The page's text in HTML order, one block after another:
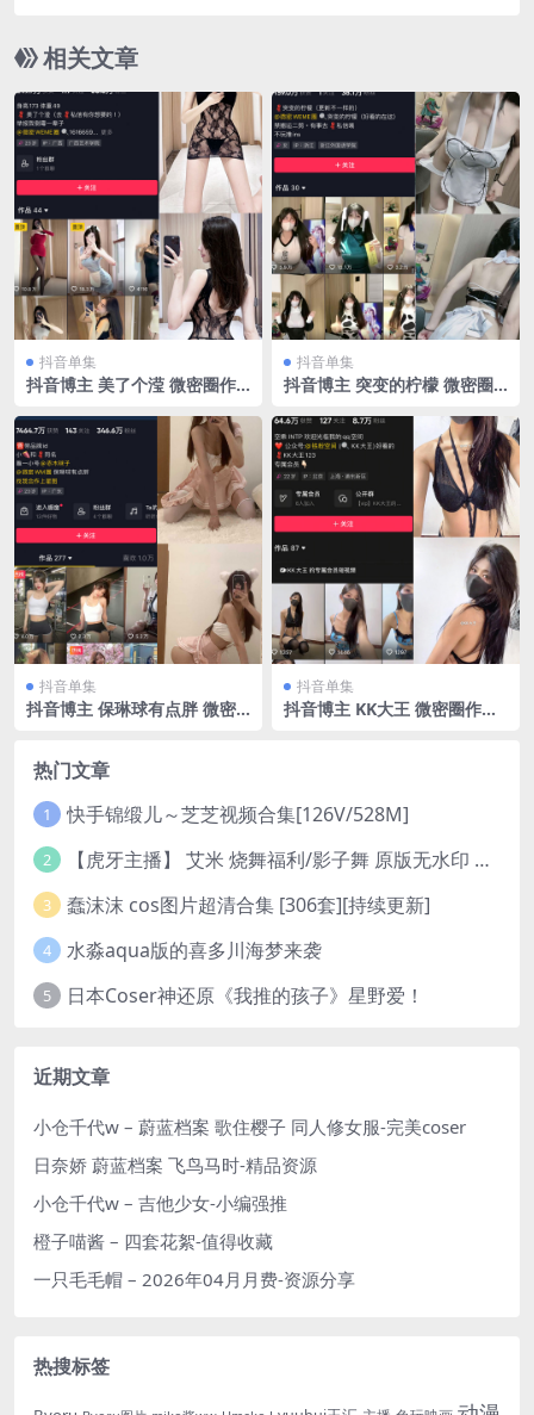
相关文章
抖音单集
抖音博主 美了个滢 微密圈作
新至：2024.8.26
抖音单集
抖音博主 突变的柠檬 微密圈
至：2024.9.17
抖音单集
抖音博主 保琳球有点胖 微密
抖音单集
抖音博主 KK大王 微密圈作品
热门文章
1 快手锦缎儿～芝芝视频合集[126V/528M]
2 【虎牙主播】 艾米 烧舞福利/影子舞 原版无水印 （1v/130m）
3 蠢沫沫 cos图片超清合集 [306套][持续更新]
4 水淼aqua版的喜多川海梦来袭
5 日本Coser神还原《我推的孩子》星野爱！
近期文章
小仓千代w – 蔚蓝档案 歌住樱子 同人修女服-完美coser
日奈娇 蔚蓝档案 飞鸟马时-精品资源
小仓千代w – 吉他少女-小编强推
橙子喵酱 – 四套花絮-值得收藏
一只毛毛帽 – 2026年04月月费-资源分享
热搜标签